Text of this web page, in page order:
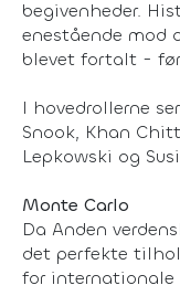
begivenheder.
enestående mod
blevet fortalt -
I hovedrollerne
Snook, Khan
Lepkowski og
Monte Carlo
Da Anden
det perfekte
for internationale